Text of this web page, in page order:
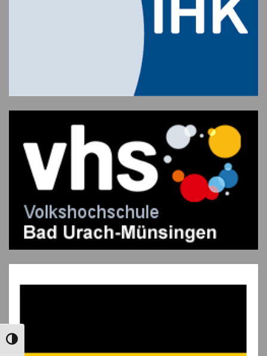
UMSCHALTEN AUF HOHE KONTRASTE